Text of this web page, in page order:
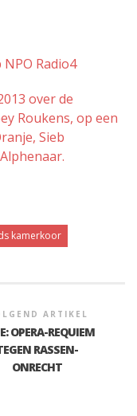
Radio4
over de
Roukens, op een
Sieb
kamerkoor
ARTIKEL
OPERA-REQUIEM
RASSEN-
ONRECHT